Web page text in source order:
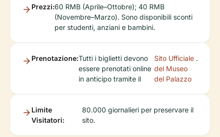
Prezzi:60 RMB (Aprile–Ottobre); 40 RMB
(Novembre–Marzo). Sono disponibili sconti
per studenti, anziani e bambini.
Prenotazione:Tutti i biglietti devono
essere prenotati online
in anticipo tramite il
Sito Ufficiale
del Museo
del Palazzo
.
Limite
Visitatori:
80.000 giornalieri per preservare il
sito.